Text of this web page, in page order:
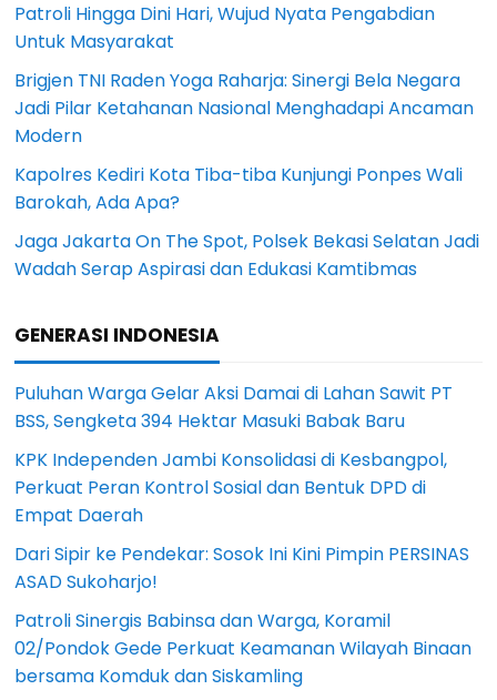
Patroli Hingga Dini Hari, Wujud Nyata Pengabdian
Untuk Masyarakat
Brigjen TNI Raden Yoga Raharja: Sinergi Bela Negara
Jadi Pilar Ketahanan Nasional Menghadapi Ancaman
Modern
Kapolres Kediri Kota Tiba-tiba Kunjungi Ponpes Wali
Barokah, Ada Apa?
Jaga Jakarta On The Spot, Polsek Bekasi Selatan Jadi
Wadah Serap Aspirasi dan Edukasi Kamtibmas
GENERASI INDONESIA
Puluhan Warga Gelar Aksi Damai di Lahan Sawit PT
BSS, Sengketa 394 Hektar Masuki Babak Baru
KPK Independen Jambi Konsolidasi di Kesbangpol,
Perkuat Peran Kontrol Sosial dan Bentuk DPD di
Empat Daerah
Dari Sipir ke Pendekar: Sosok Ini Kini Pimpin PERSINAS
ASAD Sukoharjo!
Patroli Sinergis Babinsa dan Warga, Koramil
02/Pondok Gede Perkuat Keamanan Wilayah Binaan
bersama Komduk dan Siskamling